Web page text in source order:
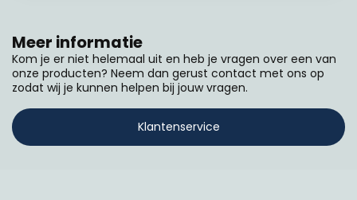
Meer informatie
Kom je er niet helemaal uit en heb je vragen over een van
onze producten? Neem dan gerust contact met ons op
zodat wij je kunnen helpen bij jouw vragen.
Klantenservice